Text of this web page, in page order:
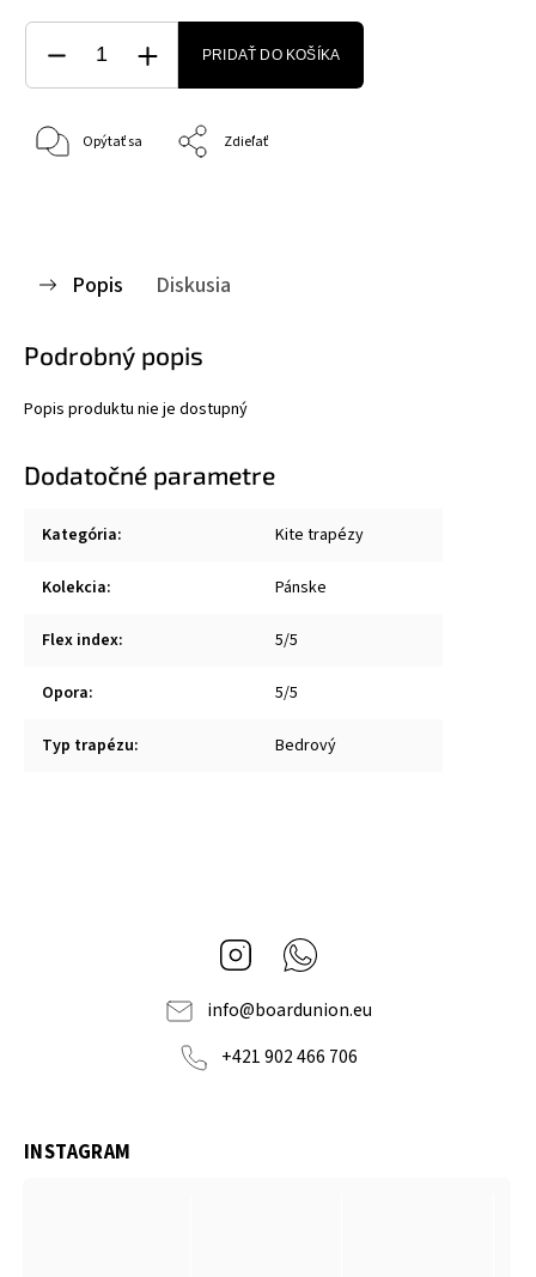
PRIDAŤ DO KOŠÍKA
Opýtať sa Zdieľať
Popis Diskusia
Podrobný popis
Popis produktu nie je dostupný
Dodatočné parametre
Kategória: Kite trapézy
Kolekcia: Pánske
Flex index: 5/5
Opora: 5/5
Typ trapézu: Bedrový
Instagram
info@boardunion.eu
+421 902 466 706
INSTAGRAM